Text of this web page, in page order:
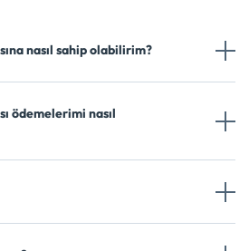
nasıl sahip olabilirim?
ödemelerimi nasıl